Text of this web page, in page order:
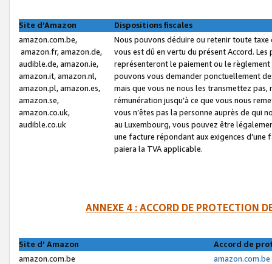
Site d’Amazon
Dispositions fiscales
amazon.com.be,
amazon.fr, amazon.de,
audible.de, amazon.ie,
amazon.it, amazon.nl,
amazon.pl, amazon.es,
amazon.se,
amazon.co.uk,
audible.co.uk
Nous pouvons déduire ou retenir toute
vous est dû en vertu du présent Accord.
représenteront le paiement ou le
pouvons vous demander ponctuellement
mais que vous ne nous les transmettez
rémunération jusqu’à ce que vous nous
vous n’êtes pas la personne auprès de qui
au Luxembourg, vous pouvez être
une facture répondant aux exigences
paiera la TVA applicable.
ANNEXE 4 : ACCORD DE PROTECTION
Site d’ Amazon
Accord de
amazon.com.be